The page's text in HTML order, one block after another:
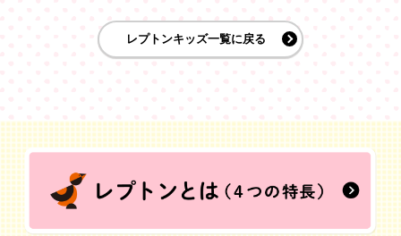
レプトンキッズ一覧に戻る